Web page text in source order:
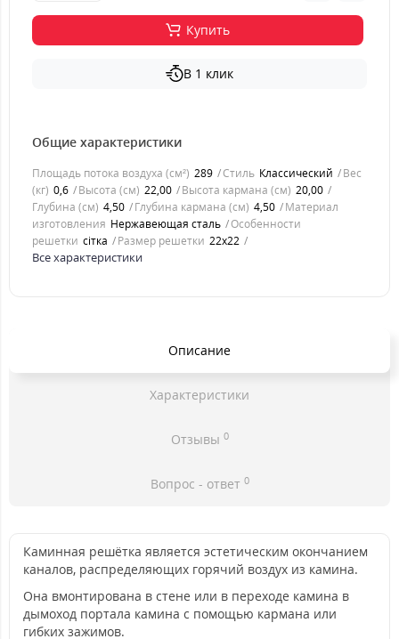
Купить
В 1 клик
Общие характеристики
Площадь потока воздуха (см²) 289 Стиль Классический
Вес
(кг) 0,6 Высота (см) 22,00 Высота кармана (см) 20,00
Глубина (см) 4,50 Глубина кармана (см) 4,50
Материал
изготовления Нержавеющая сталь
Особенности
решетки сітка Размер решетки 22x22
Все характеристики
Описание
Характеристики
Отзывы 0
Вопрос - ответ 0
Каминная решётка является эстетическим окончанием
каналов, распределяющих горячий воздух из камина.
Она вмонтирована в стене или в переходе камина в
дымоход портала камина с помощью кармана или
гибких зажимов.